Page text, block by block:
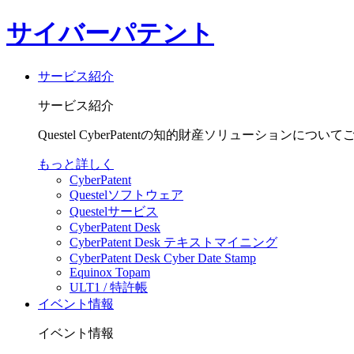
サイバーパテント
サービス紹介
サービス紹介
Questel CyberPatentの知的財産ソリューションについて
もっと詳しく
CyberPatent
Questelソフトウェア
Questelサービス
CyberPatent Desk
CyberPatent Desk テキストマイニング
CyberPatent Desk Cyber Date Stamp
Equinox Topam
ULT1 / 特許帳
イベント情報
イベント情報